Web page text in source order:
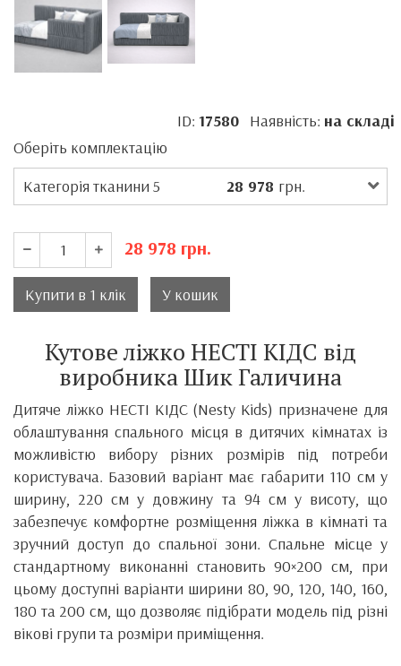
ID: 17580Наявність: на складі
Оберіть комплектацію
Категорія тканини 5
28 978 грн.
28 978 грн.
Купити в 1 клік У кошик
Кутове ліжко НЕСТІ КІДС від
виробника Шик Галичина
Дитяче ліжко НЕСТІ КІДС (Nesty Kids) призначене для
облаштування спального місця в дитячих кімнатах із
можливістю вибору різних розмірів під потреби
користувача. Базовий варіант має габарити 110 см у
ширину, 220 см у довжину та 94 см у висоту, що
забезпечує комфортне розміщення ліжка в кімнаті та
зручний доступ до спальної зони. Спальне місце у
стандартному виконанні становить 90×200 см, при
цьому доступні варіанти ширини 80, 90, 120, 140, 160,
180 та 200 см, що дозволяє підібрати модель під різні
вікові групи та розміри приміщення.